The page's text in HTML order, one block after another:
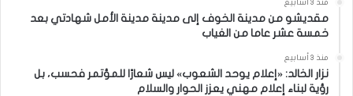
منذ 3 أسابيع
مقديشو من مدينة الخوف إلى مدينة مدينة الأمل شهادتي بعد
خمسة عشر عاما من الغياب
منذ 3 أسابيع
نزار الخالد: «إعلام يوحد الشعوب» ليس شعارًا للمؤتمر فحسب، بل
رؤية لبناء إعلام مهني يعزز الحوار والسلام